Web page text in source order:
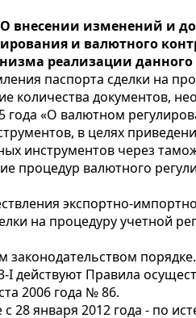
внесении изменений и
и валютного
реализации
паспорта сделки на
количества документов,
года «О валютном
в целях
инструментов через
процедур валютного
экспортно-
на процедуру учетной
действуют Правила
2006 года № 86.
28 января 2012 года - по